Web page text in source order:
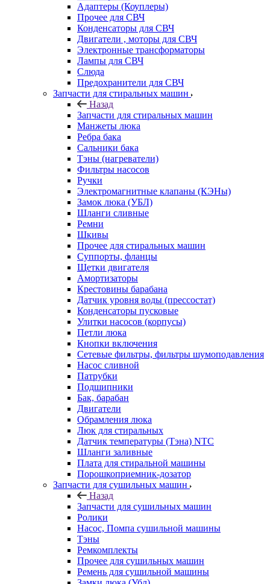
Адаптеры (Коуплеры)
Прочее для СВЧ
Конденсаторы для СВЧ
Двигатели , моторы для СВЧ
Электронные трансформаторы
Лампы для СВЧ
Слюда
Предохранители для СВЧ
Запчасти для стиральных машин
Назад
Запчасти для стиральных машин
Манжеты люка
Ребра бака
Сальники бака
Тэны (нагреватели)
Фильтры насосов
Ручки
Электромагнитные клапаны (КЭНы)
Замок люка (УБЛ)
Шланги сливные
Ремни
Шкивы
Прочее для стиральных машин
Суппорты, фланцы
Щетки двигателя
Амортизаторы
Крестовины барабана
Датчик уровня воды (прессостат)
Конденсаторы пусковые
Улитки насосов (корпусы)
Петли люка
Кнопки включения
Сетевые фильтры, фильтры шумоподавления
Насос сливной
Патрубки
Подшипники
Бак, барабан
Двигатели
Обрамления люка
Люк для стиральных
Датчик температуры (Тэна) NTC
Шланги заливные
Плата для стиральной машины
Порошкоприемник-дозатор
Запчасти для сушильных машин
Назад
Запчасти для сушильных машин
Ролики
Насос, Помпа сушильной машины
Тэны
Ремкомплекты
Прочее для сушильных машин
Ремень для сушильной машины